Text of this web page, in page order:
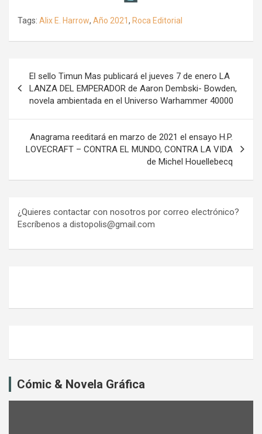
Tags: Alix E. Harrow, Año 2021, Roca Editorial
de
entradas
El sello Timun Mas publicará el jueves 7 de enero LA
LANZA DEL EMPERADOR de Aaron Dembski- Bowden,
novela ambientada en el Universo Warhammer 40000
Anagrama reeditará en marzo de 2021 el ensayo H.P.
LOVECRAFT – CONTRA EL MUNDO, CONTRA LA VIDA
de Michel Houellebecq
¿Quieres contactar con nosotros por correo electrónico?
Escríbenos a distopolis@gmail.com
Cómic & Novela Gráfica